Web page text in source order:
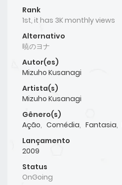
Rank
1st, it has 3K monthly views
Alternativo
暁のヨナ
Autor(es)
Mizuho Kusanagi
Artista(s)
Mizuho Kusanagi
Gênero(s)
Ação, Comédia, Fantasia,
Lançamento
2009
Status
OnGoing